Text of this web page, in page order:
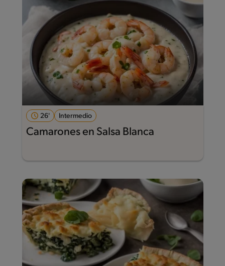
26' Intermedio
Camarones en Salsa Blanca